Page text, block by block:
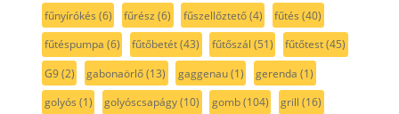
fűnyírókés (6) fűrész (6) fűszellőztető(4) fűtés (40)
fűtéspumpa (6) fűtőbetét(43) fűtőszál (51) fűtőtest(45)
G9(2) gabonaörlő(13) gaggenau(1) gerenda (1)
golyós (1) golyóscsapágy(10) gomb(104) grill (16)